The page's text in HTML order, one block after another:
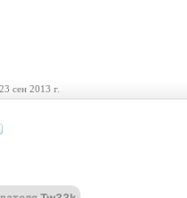
23 сен 2013 г.